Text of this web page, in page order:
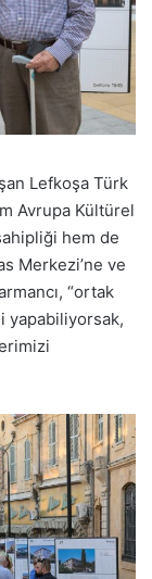
Lefkoşa Türk
Avrupa Kültürel
hem de
Merkezi’ne ve
“ortak
yapabiliyorsak,